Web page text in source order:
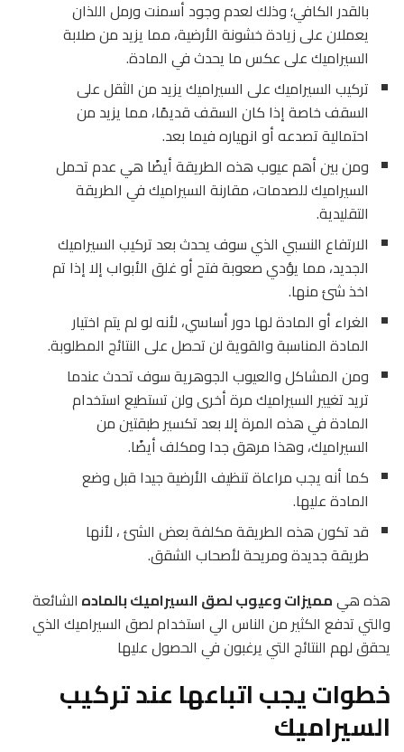
بالقدر الكافي؛ وذلك لعدم وجود أسمنت ورمل اللذان
يعملان على زيادة خشونة الأرضية، مما يزيد من صلابة
السيراميك على عكس ما يحدث في المادة.
تركيب السيراميك على السيراميك يزيد من الثقل على
السقف خاصة إذا كان السقف قديمًا، مما يزيد من
احتمالية تصدعه أو انهياره فيما بعد.
ومن بين أهم عيوب هذه الطريقة أيضًا هي عدم تحمل
السيراميك للصدمات، مقارنة السيراميك في الطريقة
التقليدية.
الارتفاع النسبي الذي سوف يحدث بعد تركيب السيراميك
الجديد، مما يؤدي صعوبة فتح أو غلق الأبواب إلا إذا تم
اخذ شئ منها.
الغراء أو المادة لها دور أساسي، لأنه لو لم يتم اختيار
المادة المناسبة والقوية لن تحصل على النتائج المطلوبة.
ومن المشاكل والعيوب الجوهرية سوف تحدث عندما
تريد تغيير السيراميك مرة أخرى ولن تستطيع استخدام
المادة في هذه المرة إلا بعد تكسير طبقتين من
السيراميك، وهذا مرهق جدا ومكلف أيضًا.
كما أنه يجب مراعاة تنظيف الأرضية جيدا قبل وضع
المادة عليها.
قد تكون هذه الطريقة مكلفة بعض الشئ ، لأنها
طريقة جديدة ومريحة لأصحاب الشقق.
هذه هيمميزات وعيوب لصق السيراميك بالماده الشائعة
والتي تدفع الكثير من الناس الي استخدام لصق السيراميك الذي
يحقق لهم النتائج التي يرغبون في الحصول عليها
خطوات يجب اتباعها عند تركيب
السيراميك